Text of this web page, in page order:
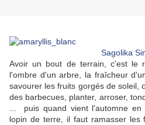
Sagolika
Avoir un bout de terrain, c'est le
l'ombre d'un arbre, la fraîcheur
savourer les fruits gorgés de soleil,
des barbecues, planter, arroser,
... puis quand vient l'automne
lopin de terre, il faut ramasser les